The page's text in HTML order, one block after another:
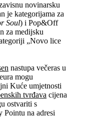
novinarsku
je kategorijama za
Soul) i Pop&Off
za medijsku
„Novo lice
nastupa večeras u
mogu
Kuće umjetnosti
tvrđava cijena
ostvariti s
Pointu na adresi